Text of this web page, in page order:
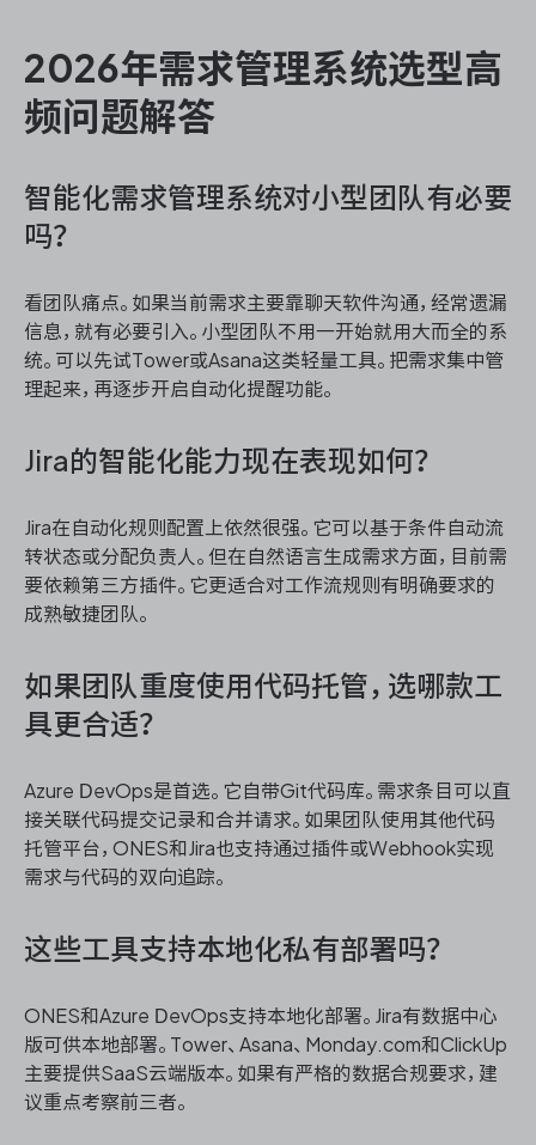
2026年需求管理系统选型高
频问题解答
智能化需求管理系统对小型团队有必要
吗？
看团队痛点。如果当前需求主要靠聊天软件沟通，经常遗漏
信息，就有必要引入。小型团队不用一开始就用大而全的系
统。可以先试Tower或Asana这类轻量工具。把需求集中管
理起来，再逐步开启自动化提醒功能。
Jira的智能化能力现在表现如何？
Jira在自动化规则配置上依然很强。它可以基于条件自动流
转状态或分配负责人。但在自然语言生成需求方面，目前需
要依赖第三方插件。它更适合对工作流规则有明确要求的
成熟敏捷团队。
如果团队重度使用代码托管，选哪款工
具更合适？
Azure DevOps是首选。它自带Git代码库。需求条目可以直
接关联代码提交记录和合并请求。如果团队使用其他代码
托管平台，ONES和Jira也支持通过插件或Webhook实现
需求与代码的双向追踪。
这些工具支持本地化私有部署吗？
ONES和Azure DevOps支持本地化部署。Jira有数据中心
版可供本地部署。Tower、Asana、Monday.com和ClickUp
主要提供SaaS云端版本。如果有严格的数据合规要求，建
议重点考察前三者。